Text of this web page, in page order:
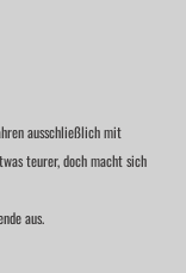
ausschließlich mit
teurer, doch macht sich
aus.